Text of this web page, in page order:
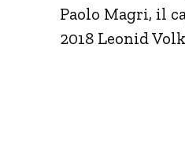
Paolo Magri, il
2018 Leonid